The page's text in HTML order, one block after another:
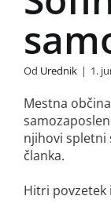
Od Urednik | 1.
Mestna
njihovi spletni
članka.
Hitri povzetek